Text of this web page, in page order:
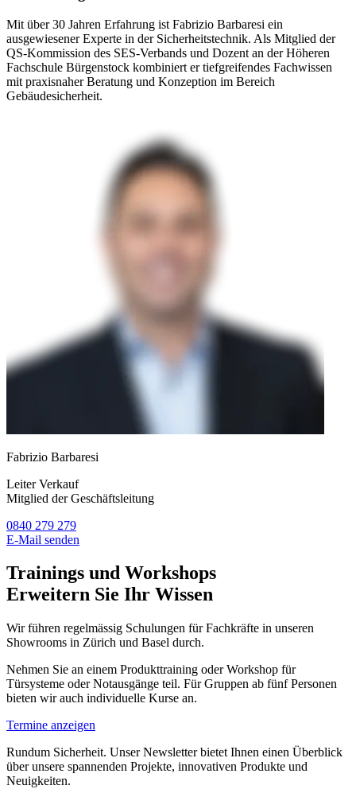
Mit über 30 Jahren Erfahrung ist Fabrizio Barbaresi ein
ausgewiesener Experte in der Sicherheitstechnik. Als Mitglied der
QS-Kommission des SES-Verbands und Dozent an der Höheren
Fachschule Bürgenstock kombiniert er tiefgreifendes Fachwissen
mit praxisnaher Beratung und Konzeption im Bereich
Gebäudesicherheit.
Fabrizio Barbaresi
Leiter Verkauf
Mitglied der Geschäftsleitung
0840 279 279
E-Mail senden
Trainings und Workshops
Erweitern Sie Ihr Wissen
Wir führen regelmässig Schulungen für Fachkräfte in unseren
Showrooms in Zürich und Basel durch.
Nehmen Sie an einem Produkttraining oder Workshop für
Türsysteme oder Notausgänge teil. Für Gruppen ab fünf Personen
bieten wir auch individuelle Kurse an.
Termine anzeigen
Rundum Sicherheit. Unser Newsletter bietet Ihnen einen Überblick
über unsere spannenden Projekte, innovativen Produkte und
Neuigkeiten.